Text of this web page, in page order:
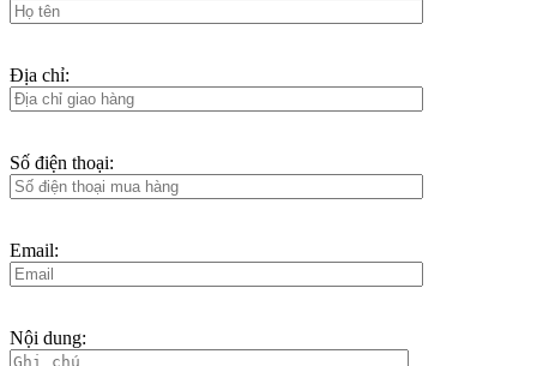
Địa chỉ:
Số điện thoại:
Email:
Nội dung: